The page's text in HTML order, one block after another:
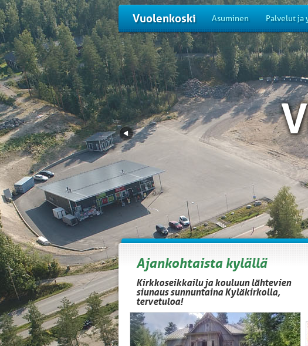
Vuolenkoski Asuminen Palvelut ja
Ajankohtaista kylällä
Kirkkoseikkailu ja kouluun lähtevien
siunaus sunnuntaina Kyläkirkolla,
tervetuloa!